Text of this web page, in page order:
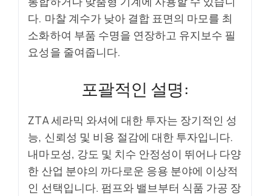
다. 마찰 계수가 낮아 결합 표면의 마모를 최
소화하여 부품 수명을 연장하고 유지보수 필
요성을 줄여줍니다.
포괄적인 설명:
ZTA 세라믹 와셔에 대한 투자는 장기적인 성
능, 신뢰성 및 비용 절감에 대한 투자입니다.
내마모성, 강도 및 치수 안정성이 뛰어나 다양
한 산업 분야의 까다로운 응용 분야에 이상적
인 선택입니다. 펌프와 밸브부터 식품 가공 장